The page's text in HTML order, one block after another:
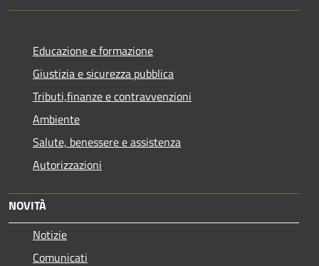
Educazione e formazione
Giustizia e sicurezza pubblica
Tributi,finanze e contravvenzioni
Ambiente
Salute, benessere e assistenza
Autorizzazioni
NOVITÀ
Notizie
Comunicati